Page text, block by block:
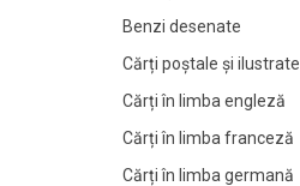
Benzi desenate
Cărți poștale și ilustrate
Cărți în limba engleză
Cărți în limba franceză
Cărți în limba germană